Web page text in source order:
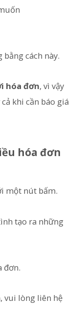
cách này.
hóa đơn, vì vậy
khi cần báo giá
hóa đơn
một nút bấm.
tạo ra những
đơn.
vui lòng liên hệ